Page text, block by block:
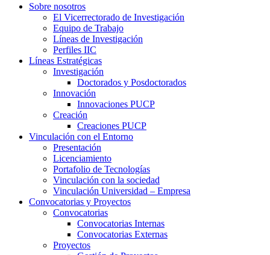
Sobre nosotros
El Vicerrectorado de Investigación
Equipo de Trabajo
Líneas de Investigación
Perfiles IIC
Líneas Estratégicas
Investigación
Doctorados y Posdoctorados
Innovación
Innovaciones PUCP
Creación
Creaciones PUCP
Vinculación con el Entorno
Presentación
Licenciamiento
Portafolio de Tecnologías
Vinculación con la sociedad
Vinculación Universidad – Empresa
Convocatorias y Proyectos
Convocatorias
Convocatorias Internas
Convocatorias Externas
Proyectos